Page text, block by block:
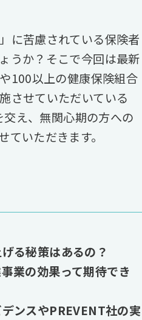
に苦慮されている保険者
うか？そこで今回は最新
100以上の健康保険組合
させていただいている
交え、無関心期の方への
ていただきます。
る秘策はあるの？
業の効果って期待でき
ンスやPREVENT社の実